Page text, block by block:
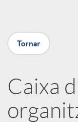
X
a
r
Tornar
Caixa